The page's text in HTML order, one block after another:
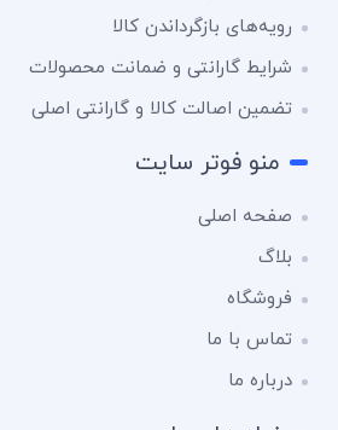
رویه‌های بازگرداندن کالا
شرایط گارانتی و ضمانت محصولات
تضمین اصالت کالا و گارانتی اصلی
منو فوتر سایت
صفحه اصلی
بلاگ
فروشگاه
تماس با ما
درباره ما